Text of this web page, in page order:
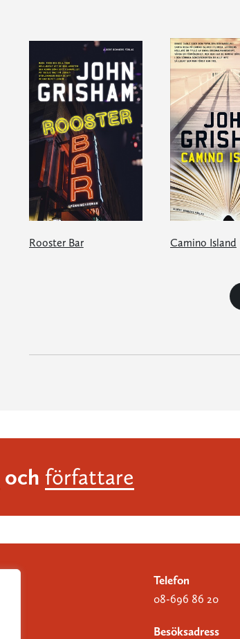
Rooster Bar Camino Island
och författare
Telefon
08-696 86 20
Besöksadress